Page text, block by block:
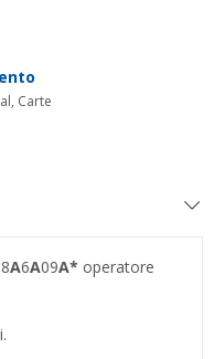
Carte
A6A09A* operatore